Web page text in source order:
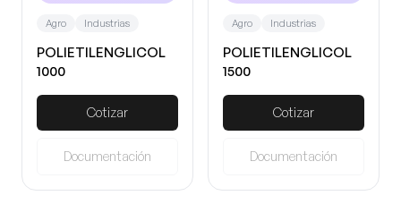
Agro Industrias
POLIETILENGLICOL
1000
Cotizar
Documentación
Agro Industrias
POLIETILENGLICOL
1500
Cotizar
Documentación